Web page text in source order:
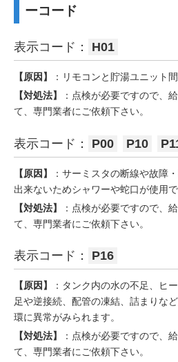
ーコード
表示コード： H01
【原因】
：リモコンと貯湯ユニット
【対処法】
：点検が必要ですので、
て、専門業者にご依頼下さい。
表示コード： P00 P10
【原因】
：サーミスタの断線や故障
出来ないためシャワーや蛇口が使用
【対処法】
：点検が必要ですので、
て、専門業者にご依頼下さい。
表示コード： P16
【原因】
：タンク内の水の不足、ヒ
足や逆接続、配管の凍結、詰まりな
環に異常がみられます。
【対処法】
：点検が必要ですので、
て、専門業者にご依頼下さい。